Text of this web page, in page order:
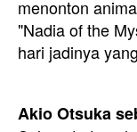
menonton
"Nadia of the
hari jadinya
Akio Otsuka